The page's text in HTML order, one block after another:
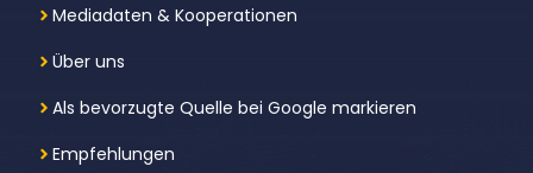
Mediadaten & Kooperationen
Über uns
Als bevorzugte Quelle bei Google markieren
Empfehlungen